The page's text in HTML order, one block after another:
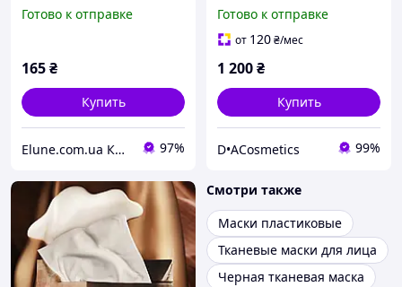
Althea 345 Cream Mask, 25
Готово к отправке
165₴
Купить
Elune.com.ua Косметика и Духи 97%
Mask )40 мл х 5 шт
Реджуран
Готово к отправке
от 120₴/мес
1 200₴
Купить
D•ACosmetics 99%
Смотри также
Маски пластиковые
Тканевые маски для лица
Черная тканевая маска